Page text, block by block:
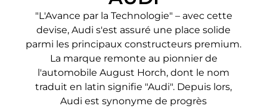
"L'Avance par la Technologie" – avec cette
devise, Audi s'est assuré une place solide
parmi les principaux constructeurs premium.
La marque remonte au pionnier de
l'automobile August Horch, dont le nom
traduit en latin signifie "Audi". Depuis lors,
Audi est synonyme de progrès